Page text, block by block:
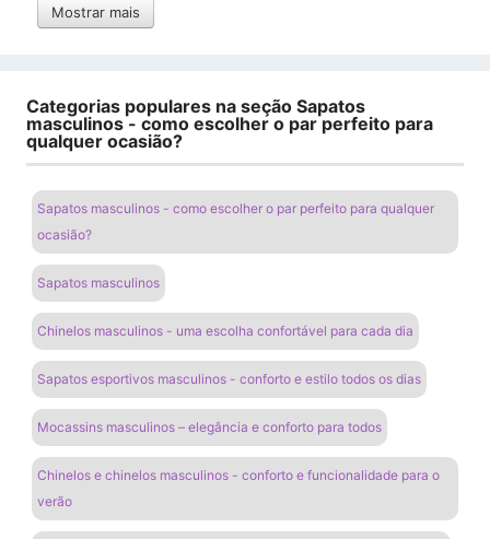
Mostrar mais
Categorias populares na seção Sapatos
masculinos - como escolher o par perfeito para
qualquer ocasião?
Sapatos masculinos - como escolher o par perfeito para qualquer
ocasião?
Sapatos masculinos
Chinelos masculinos - uma escolha confortável para cada dia
Sapatos esportivos masculinos - conforto e estilo todos os dias
Mocassins masculinos – elegância e conforto para todos
Chinelos e chinelos masculinos - conforto e funcionalidade para o
verão